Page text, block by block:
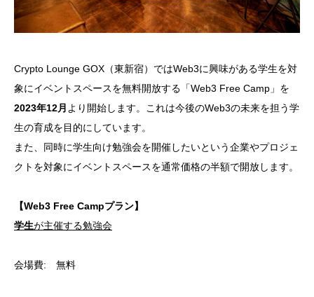
Crypto Lounge GOX（東新宿）ではWeb3に興味がある学生を対
象にイベントスペースを無料開放する「Web3 Free Camp」を
2023年12月 より開始します。これは今後のWeb3の未来を担う学
生の育成を目的にしています。
また、同時に学生向け勉強会を開催したいという企業やプロジェ
クトを対象にイベントスペースを通常価格の半額で開放します。
【Web3 Free Campプラン】
学生が主催する勉強会
会場費: 無料